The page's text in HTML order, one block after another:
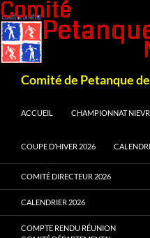
Comité de Petanque
ACCUEIL
CHAMPIONNAT
COUPE D’HIVER 2026
COMITÉ DIRECTEUR 2026
CALENDRIER 2026
COMPTE RENDU RÉUNION